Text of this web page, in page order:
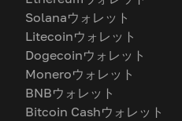
Solanaウォレット
Litecoinウォレット
Dogecoinウォレット
Moneroウォレット
BNBウォレット
Bitcoin Cashウォレット